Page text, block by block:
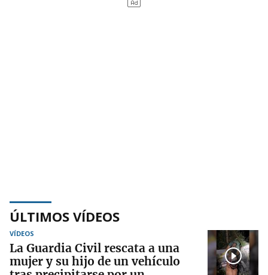
ÚLTIMOS VÍDEOS
VÍDEOS
La Guardia Civil rescata a una
mujer y su hijo de un vehículo